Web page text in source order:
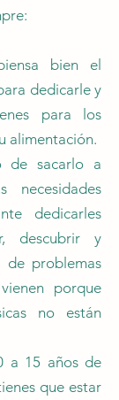
bien el
dedicarle y
para los
alimentación.
de sacarlo a
necesidades
dedicarles
descubrir y
de problemas
porque
no están
a 15 años de
que estar